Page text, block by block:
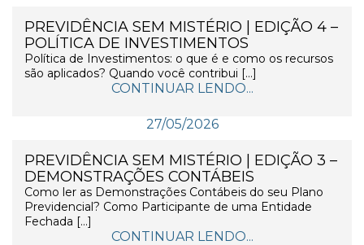
PREVIDÊNCIA SEM MISTÉRIO | EDIÇÃO 4 –
POLÍTICA DE INVESTIMENTOS
Política de Investimentos: o que é e como os recursos
são aplicados? Quando você contribui […]
CONTINUAR LENDO...
27/05/2026
PREVIDÊNCIA SEM MISTÉRIO | EDIÇÃO 3 –
DEMONSTRAÇÕES CONTÁBEIS
Como ler as Demonstrações Contábeis do seu Plano
Previdencial? Como Participante de uma Entidade
Fechada […]
CONTINUAR LENDO...